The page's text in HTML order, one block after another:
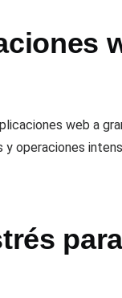
web a
operaciones